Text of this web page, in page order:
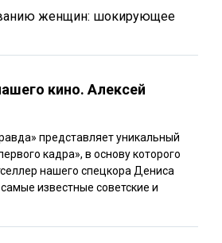
женщин: шокирующее
кино. Алексей
представляет уникальный
кадра», в основу которого
нашего спецкора Дениса
известные советские и